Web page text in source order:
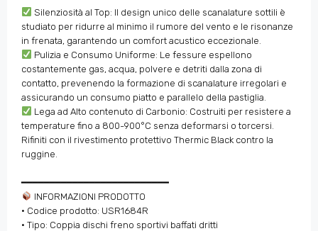
Silenziosità al Top: Il design unico delle scanalature sottili è
studiato per ridurre al minimo il rumore del vento e le risonanze
in frenata, garantendo un comfort acustico eccezionale.
Pulizia e Consumo Uniforme: Le fessure espellono
costantemente gas, acqua, polvere e detriti dalla zona di
contatto, prevenendo la formazione di scanalature irregolari e
assicurando un consumo piatto e parallelo della pastiglia.
Lega ad Alto contenuto di Carbonio: Costruiti per resistere a
temperature fino a 800-900°C senza deformarsi o torcersi.
Rifiniti con il rivestimento protettivo Thermic Black contro la
ruggine.
━━━━━━━━━━━━━━━━━━━━━━━━━━
INFORMAZIONI PRODOTTO
• Codice prodotto: USR1684R
• Tipo: Coppia dischi freno sportivi baffati dritti